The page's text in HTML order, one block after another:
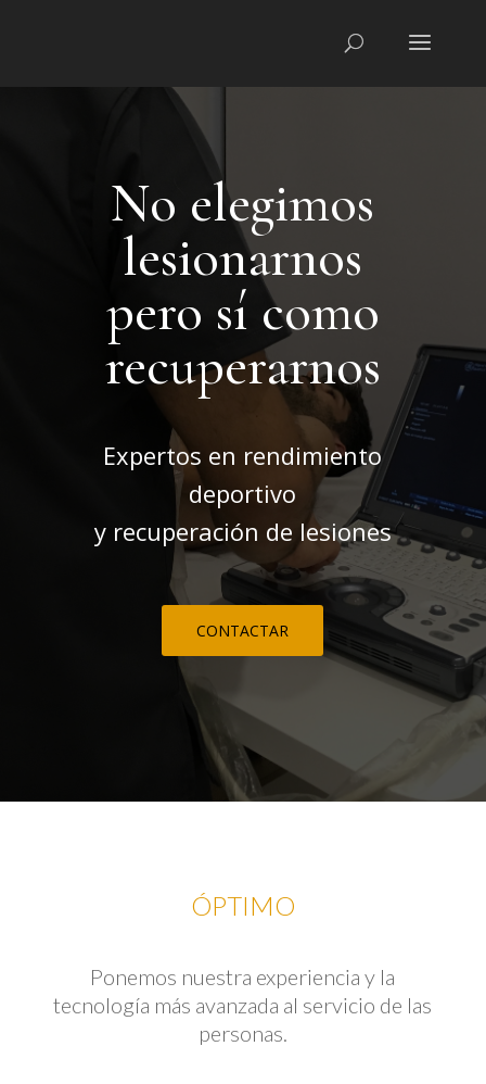
No elegimos
lesionarnos
pero sí como
recuperarnos
Expertos en rendimiento
deportivo
y recuperación de lesiones
CONTACTAR
ÓPTIMO
Ponemos nuestra experiencia y la
tecnología más avanzada al servicio de las
personas.